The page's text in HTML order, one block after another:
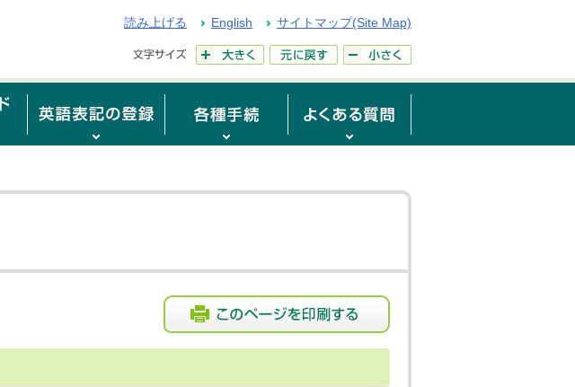
読み上げる English サイトマップ(Site Map)